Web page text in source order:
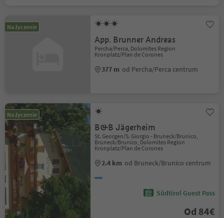
Na życzenie
App. Brunner Andreas
Percha/Perca, Dolomites Region
Kronplatz/Plan de Corones
377 m od Percha/Perca centrum
Na życzenie
B&B Jägerheim
St. Georgen/S. Giorgio - Bruneck/Brunico,
Bruneck/Brunico, Dolomites Region
Kronplatz/Plan de Corones
2.4 km od Bruneck/Brunico centrum
Südtirol Guest Pass
Od 84€